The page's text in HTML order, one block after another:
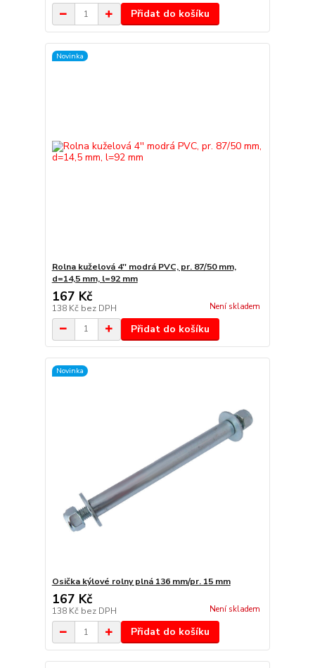
Přidat do košíku
Novinka
Rolna kuželová 4'' modrá PVC, pr. 87/50 mm,
d=14,5 mm, l=92 mm
167 Kč
138 Kč bez DPH Není skladem
Přidat do košíku
Novinka
Osička kýlové rolny plná 136 mm/pr. 15 mm
167 Kč
138 Kč bez DPH Není skladem
Přidat do košíku